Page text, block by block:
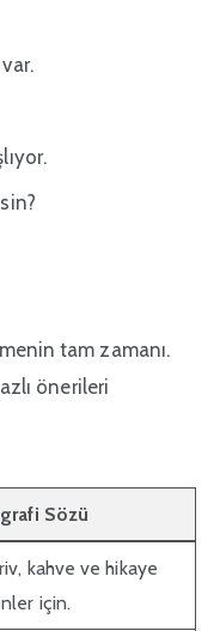
tam zamanı.
önerileri
Sözü
kahve ve hikaye
için.